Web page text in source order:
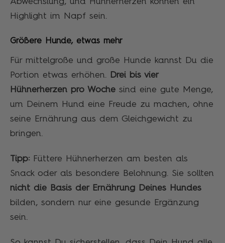
Highlight im Napf sein.
Größere Hunde, etwas mehr
Für mittelgroße und große Hunde kannst Du die
Portion etwas erhöhen.
Drei bis vier
Hühnerherzen pro Woche sind eine gute Menge,
um Deinem Hund eine Freude zu machen, ohne
seine Ernährung aus dem Gleichgewicht zu
bringen.
Tipp: Füttere Hühnerherzen am besten als
Snack oder als besondere Belohnung. Sie sollten
nicht die Basis der Ernährung Deines Hundes
bilden, sondern nur eine gesunde Ergänzung
sein.